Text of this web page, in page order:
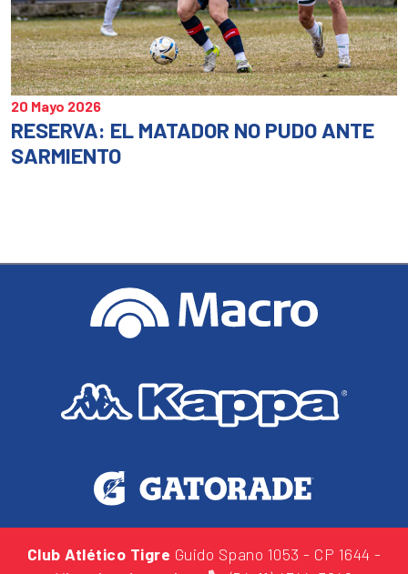
20 Mayo 2026
RESERVA: EL MATADOR NO PUDO ANTE
SARMIENTO
Club Atlético Tigre Guido Spano 1053 - CP 1644 -